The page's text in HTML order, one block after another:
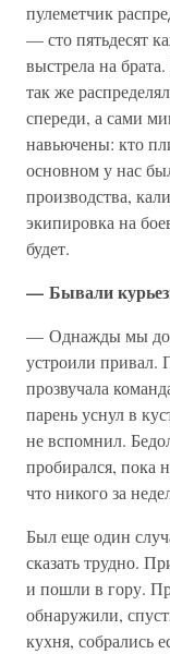
пулеметчик
— сто пятьдесят
выстрела на
так же
спереди, а сами
навьючены: кто
основном у нас
производства,
экипировка на
будет.
— Бывали
— Однажды мы
устроили привал.
прозвучала
парень уснул в
не вспомнил.
пробирался, пока
что никого за
Был еще один
сказать трудно.
и пошли в гору.
обнаружили,
кухня, собрались